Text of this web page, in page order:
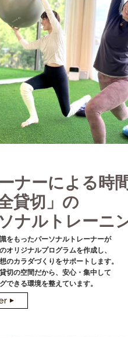
ナーによる時
貸切」の
ナルトレーニ
をもったパーソナルトレーナーが
オリジナルプログラムを作成し、
のカラダづくりをサポートします。
切の空間だから、安心・集中して
できる環境を整えています。
▼